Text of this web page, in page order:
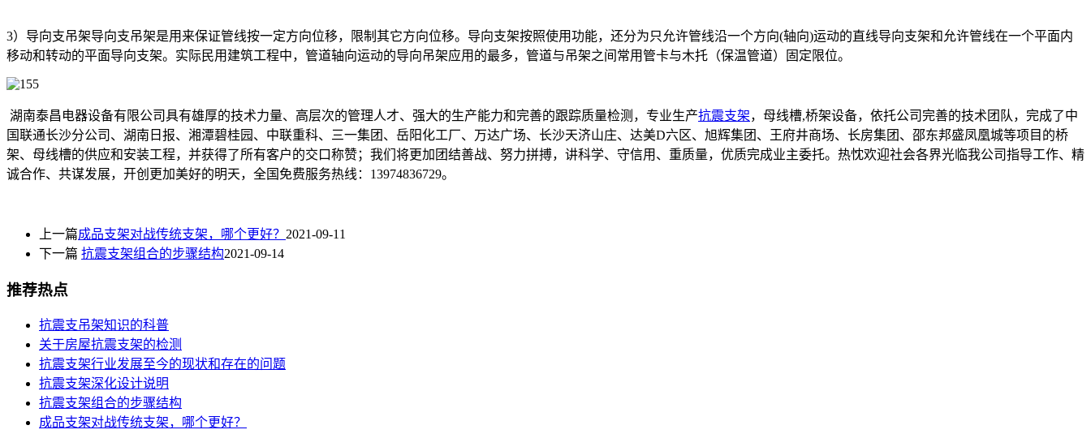
3）导向支吊架导向支吊架是用来保证管线按一定方向位移，限制其它方向位移。导向支架按照使用功能，还分为只允许管线沿一个方向(轴向)运动的直线导向支架和允许管线在一个平面内
移动和转动的平面导向支架。实际民用建筑工程中，管道轴向运动的导向吊架应用的最多，管道与吊架之间常用管卡与木托（保温管道）固定限位。
湖南泰昌电器设备有限公司具有雄厚的技术力量、高层次的管理人才、强大的生产能力和完善的跟踪质量检测，专业生产抗震支架，母线槽,桥架设备，依托公司完善的技术团队，完成了中
国联通长沙分公司、湖南日报、湘潭碧桂园、中联重科、三一集团、岳阳化工厂、万达广场、长沙天济山庄、达美D六区、旭辉集团、王府井商场、长房集团、邵东邦盛凤凰城等项目的桥
架、母线槽的供应和安装工程，并获得了所有客户的交口称赞；我们将更加团结善战、努力拼搏，讲科学、守信用、重质量，优质完成业主委托。热忱欢迎社会各界光临我公司指导工作、精
诚合作、共谋发展，开创更加美好的明天，全国免费服务热线：13974836729。
上一篇成品支架对战传统支架，哪个更好？ 2021-09-11
下一篇 抗震支架组合的步骤结构2021-09-14
推荐热点
抗震支吊架知识的科普
关于房屋抗震支架的检测
抗震支架行业发展至今的现状和存在的问题
抗震支架深化设计说明
抗震支架组合的步骤结构
成品支架对战传统支架，哪个更好？